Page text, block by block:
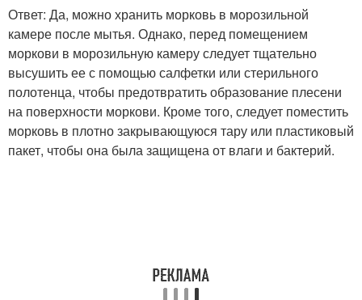
Ответ: Да, можно хранить морковь в морозильной
камере после мытья. Однако, перед помещением
моркови в морозильную камеру следует тщательно
высушить ее с помощью салфетки или стерильного
полотенца, чтобы предотвратить образование плесени
на поверхности моркови. Кроме того, следует поместить
морковь в плотно закрывающуюся тару или пластиковый
пакет, чтобы она была защищена от влаги и бактерий.